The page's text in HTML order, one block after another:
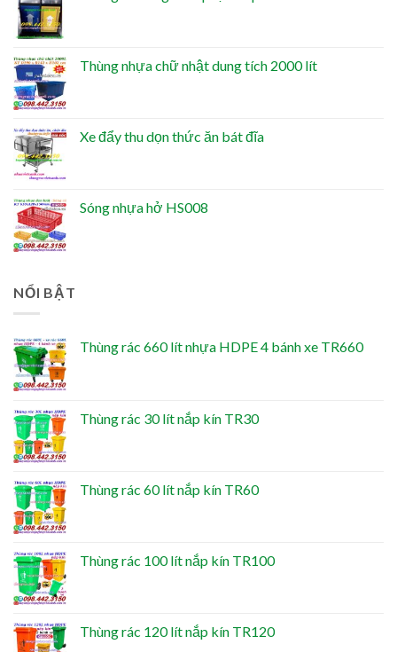
Thùng nhựa chữ nhật dung tích 2000 lít
Xe đẩy thu dọn thức ăn bát đĩa
Sóng nhựa hở HS008
NỔI BẬT
Thùng rác 660 lít nhựa HDPE 4 bánh xe TR660
Thùng rác 30 lít nắp kín TR30
Thùng rác 60 lít nắp kín TR60
Thùng rác 100 lít nắp kín TR100
Thùng rác 120 lít nắp kín TR120